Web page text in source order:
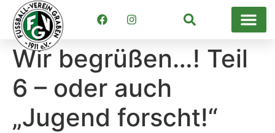
Suchen
Wir begrüßen…! Teil
6 – oder auch
„Jugend forscht!“